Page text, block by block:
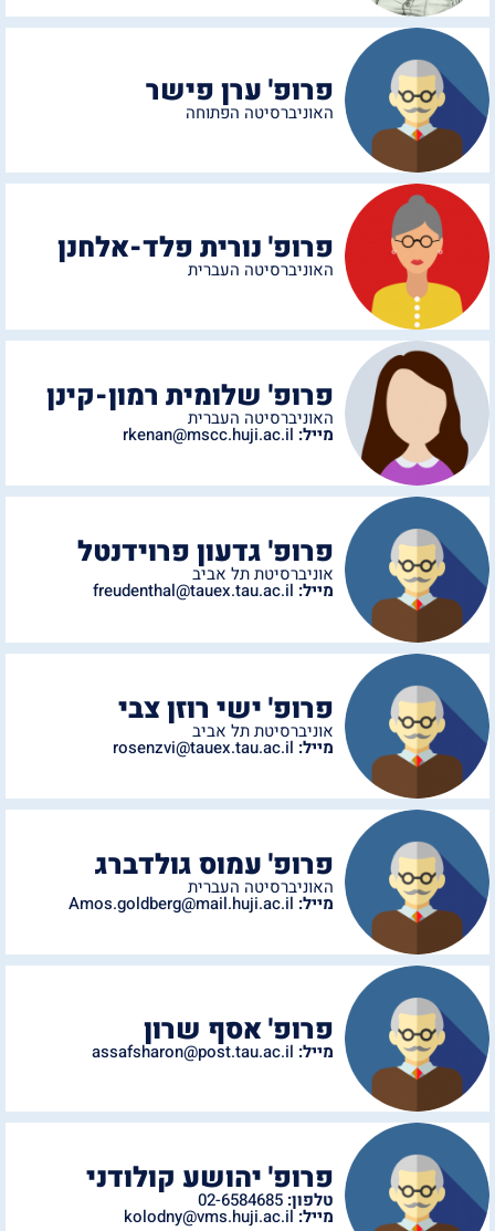
פרופ' ערן פישר
האוניברסיטה הפתוחה
פרופ' נורית פלד-אלחנן
האוניברסיטה העברית
פרופ' שלומית רמון-קינן
האוניברסיטה העברית
מייל: rkenan@mscc.huji.ac.il
פרופ' גדעון פרוידנטל
אוניברסיטת תל אביב
מייל: freudenthal@tauex.tau.ac.il
פרופ' ישי רוזן צבי
אוניברסיטת תל אביב
מייל: rosenzvi@tauex.tau.ac.il
פרופ' עמוס גולדברג
האוניברסיטה העברית
מייל: Amos.goldberg@mail.huji.ac.il
פרופ' אסף שרון
מייל: assafsharon@post.tau.ac.il
פרופ' יהושע קולודני
טלפון: 02-6584685
מייל:kolodny@vms.huji.ac.il